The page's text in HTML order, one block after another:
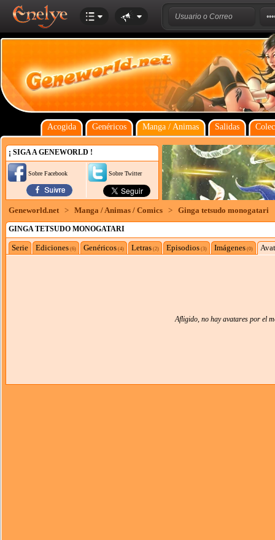
Acogida Genéricos Manga / Animas Salidas
¡ SIGA A GENEWORLD !
Sobre Facebook Sobre Twitter
Geneworld.net > Manga / Animas / Comics > Ginga tetsudo monogatari
GINGA TETSUDO MONOGATARI
Serie Ediciones (6) Genéricos (4) Letras (2) Episodios (3) Imágenes (0)
Afligido, no hay avatares por el